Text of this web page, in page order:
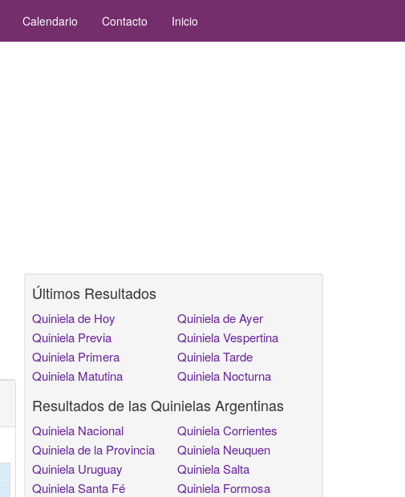
Calendario Contacto Inicio
Últimos Resultados
Quiniela de Hoy
Quiniela Previa
Quiniela Primera
Quiniela Matutina
Quiniela de Ayer
Quiniela Vespertina
Quiniela Tarde
Quiniela Nocturna
Resultados de las Quinielas Argentinas
Quiniela Nacional
Quiniela de la Provincia
Quiniela Uruguay
Quiniela Santa Fé
Quiniela Corrientes
Quiniela Neuquen
Quiniela Salta
Quiniela Formosa